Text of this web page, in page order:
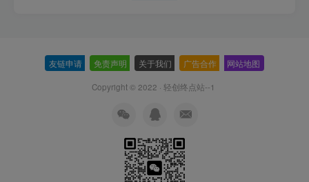
友链申请 免责声明 关于我们 广告合作 网站地图
Copyright © 2022 · 轻创终点站--1